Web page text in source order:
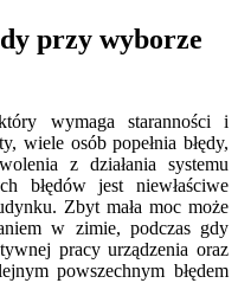
przy wyborze
wymaga staranności i
wiele osób popełnia błędy,
z działania systemu
błędów jest niewłaściwe
Zbyt mała moc może
w zimie, podczas gdy
pracy urządzenia oraz
powszechnym błędem